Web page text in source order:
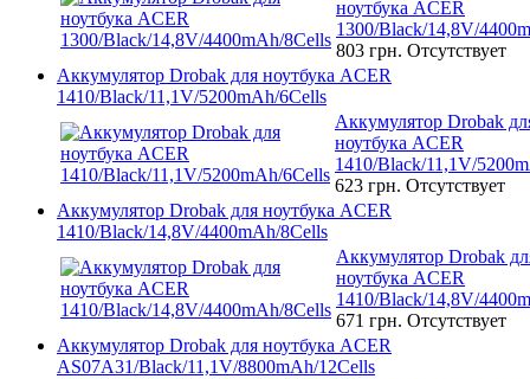
ноутбука ACER
1300/Black/14,8V/
803 грн. Отсутствует
Аккумулятор Drobak для ноутбука ACER
1410/Black/11,1V/5200mAh/6Cells
Аккумулятор Drobak
ноутбука ACER
1410/Black/11,1V/
623 грн. Отсутствует
Аккумулятор Drobak для ноутбука ACER
1410/Black/14,8V/4400mAh/8Cells
Аккумулятор Drobak
ноутбука ACER
1410/Black/14,8V/
671 грн. Отсутствует
Аккумулятор Drobak для ноутбука ACER
AS07A31/Black/11,1V/8800mAh/12Cells